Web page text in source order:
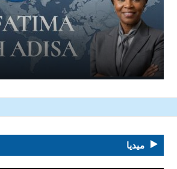
ميديا